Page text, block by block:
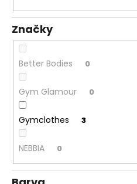
k
t
ů
Značky
Better Bodies 0
Gym Glamour 0
Gymclothes 3
NEBBIA 0
a
j
í
?